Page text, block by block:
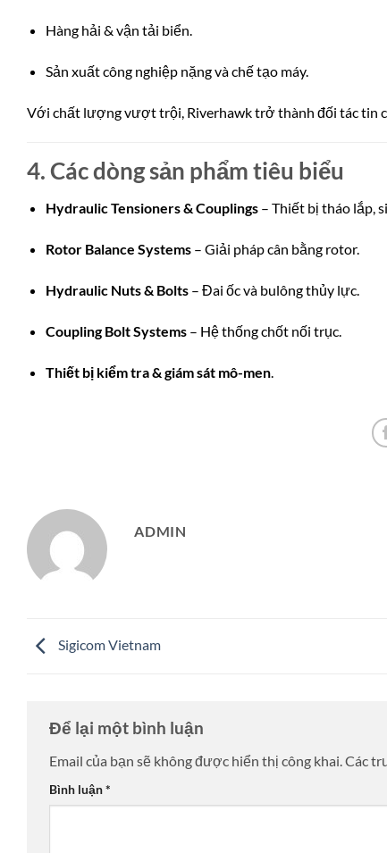
Hàng hải & vận tải biển.
Sản xuất công nghiệp nặng và chế tạo máy.
Với chất lượng vượt trội, Riverhawk trở thành đối tác tin
4. Các dòng sản phẩm tiêu biểu
Hydraulic Tensioners & Couplings– Thiết bị tháo lắp,
Rotor Balance Systems– Giải pháp cân bằng rotor.
Hydraulic Nuts & Bolts– Đai ốc và bulông thủy lực.
Coupling Bolt Systems– Hệ thống chốt nối trục.
Thiết bị kiểm tra & giám sát mô-men.
ADMIN
Sigicom Vietnam
Để lại một bình luận
Email của bạn sẽ không được hiển thị công khai.Các
Bình luận*